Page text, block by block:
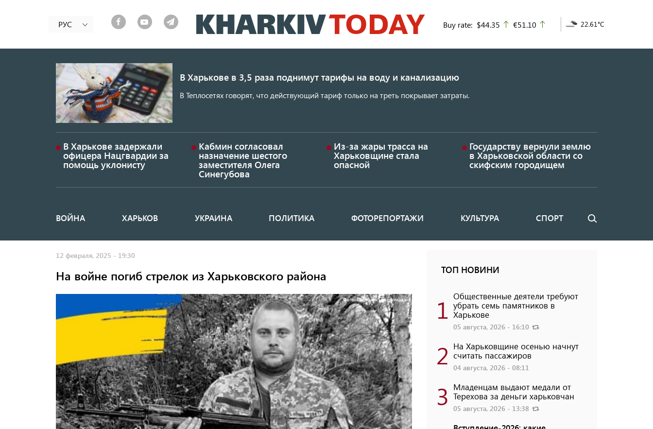
к
основному
РУС Buy rate: $44.35 up
€51.10 22.61°C
В Харькове в 3,5 раза поднимут тарифы на воду и канализацию
В Теплосетях говорят, что действующий тариф только на треть покрывает затраты.
В Харькове задержали
офицера Нацгвардии за
помощь уклонисту
Кабмин согласовал
назначение шестого
заместителя Олега
Синегубова
Из-за жары трасса на
Харьковщине стала
опасной
Государству вернули землю
в Харьковской области со
скифским городищем
Основная
ВОЙНА ХАРЬКОВ УКРАИНА ПОЛИТИКА ФОТОРЕПОРТАЖИ КУЛЬТУРА СПОРТ Поиск
12 февраля, 2025 - 19:30
На войне погиб стрелок из Харьковского района
Фото: Пісочинська громада.
ТОП НОВИНИ
1 Общественные деятели требуют
убрать семь памятников в
Харькове
05 августа, 2026 - 16:10
2 На Харьковщине осенью начнут
считать пассажиров
04 августа, 2026 - 08:11
3 Младенцам выдают медали от
Терехова за деньги харьковчан
05 августа, 2026 - 13:38